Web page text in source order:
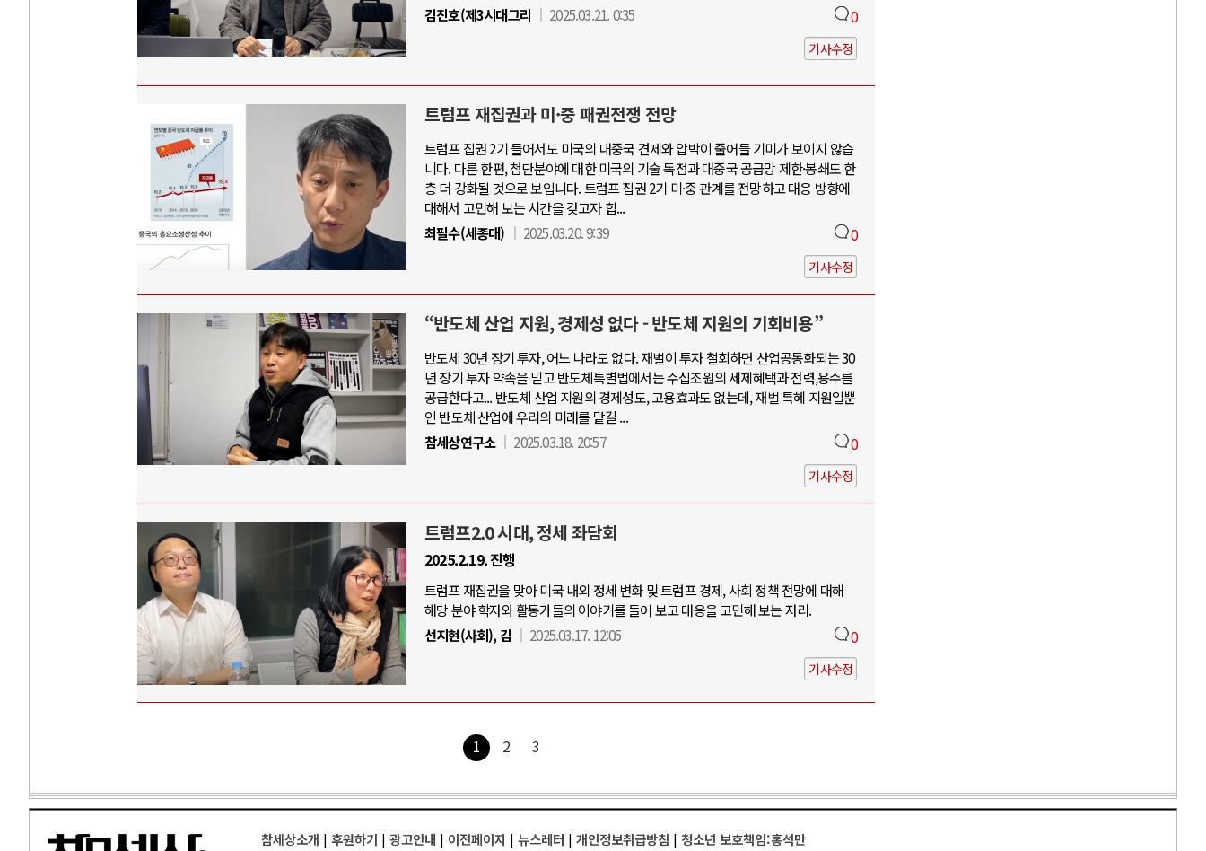
김진호(제3시대그리
2025.03.21. 0:35 0
기사수정
트럼프 재집권과 미·중 패권전쟁 전망
트럼프 집권 2기 들어서도 미국의 대중국 견제와 압박이 줄어들 기미가 보이지 않습
니다. 다른 한편, 첨단분야에 대한 미국의 기술 독점과 대중국 공급망 제한·봉쇄도 한
층 더 강화될 것으로 보입니다. 트럼프 집권 2기 미·중 관계를 전망하고 대응 방향에
대해서 고민해 보는 시간을 갖고자 합...
최필수(세종대)
2025.03.20. 9:39 0
기사수정
“반도체 산업 지원, 경제성 없다 - 반도체 지원의 기회비용”
반도체 30년 장기 투자, 어느 나라도 없다. 재벌이 투자 철회하면 산업공동화되는 30
년 장기 투자 약속을 믿고 반도체특별법에서는 수십조원의 세제혜택과 전력,용수를
공급한다고... 반도체 산업 지원의 경제성도, 고용효과도 없는데, 재벌 특혜 지원일뿐
인 반도체 산업에 우리의 미래를 맡길 ...
참세상연구소
2025.03.18. 20:57 0
기사수정
트럼프2.0 시대, 정세 좌담회
2025.2.19. 진행
트럼프 재집권을 맞아 미국 내외 정세 변화 및 트럼프 경제, 사회 정책 전망에 대해
해당 분야 학자와 활동가들의 이야기를 들어 보고 대응을 고민해 보는 자리.
선지현(사회), 김
2025.03.17. 12:05 0
기사수정
1 2 3
참세상소개 | 후원하기 | 광고안내 | 이전페이지 | 뉴스레터 | 개인정보취급방침 | 청소년 보호책임:홍석만